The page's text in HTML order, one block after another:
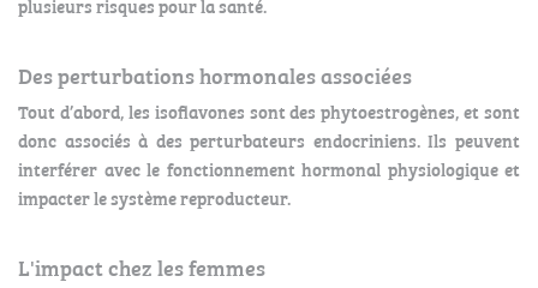
plusieurs risques pour la santé.
Des perturbations hormonales associées
Tout d’abord, les isoflavones sont des phytoestrogènes, et sont
donc associés à des perturbateurs endocriniens. Ils peuvent
interférer avec le fonctionnement hormonal physiologique et
impacter le système reproducteur.
L'impact chez les femmes